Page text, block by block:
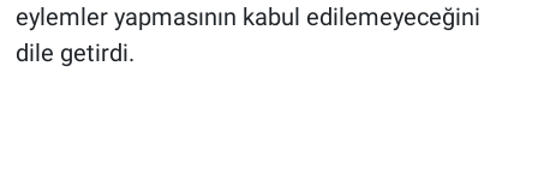
eylemler yapmasının kabul edilemeyeceğini
dile getirdi.